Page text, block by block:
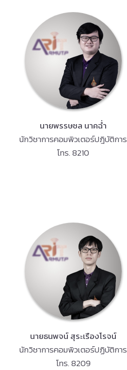
นายพรรษชล นาคฉ่ำ
นักวิชาการคอมพิวเตอร์ปฎิบัติการ
โทร. 8210
นายธนพจน์ สุระเรืองโรจน์
นักวิชาการคอมพิวเตอร์ปฏิบัติการ
โทร. 8209